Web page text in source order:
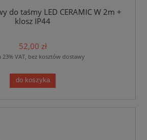
do taśmy LED CERAMIC W 2m +
klosz IP44
52,00 zł
23% VAT, bez kosztów dostawy
do koszyka